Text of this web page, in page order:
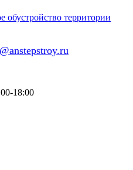
18:00